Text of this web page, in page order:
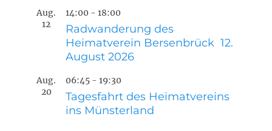
Aug.
12
14:00 - 18:00
Radwanderung des
Heimatverein Bersenbrück 12.
August 2026
Aug.
20
06:45 - 19:30
Tagesfahrt des Heimatvereins
ins Münsterland